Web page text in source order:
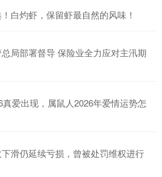
白灼虾，保留虾最自然的风味！
局部署督导 保险业全力应对主汛期
爱出现，属鼠人2026年爱情运势怎
滑仍延续亏损，曾被处罚维权进行